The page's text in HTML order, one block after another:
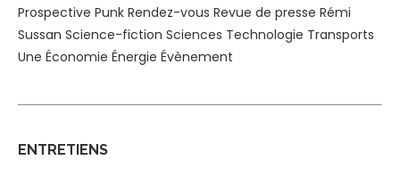
Prospective Punk Rendez-vous Revue de presse Rémi
Sussan Science-fiction Sciences Technologie Transports
Une Économie Énergie Évènement
ENTRETIENS